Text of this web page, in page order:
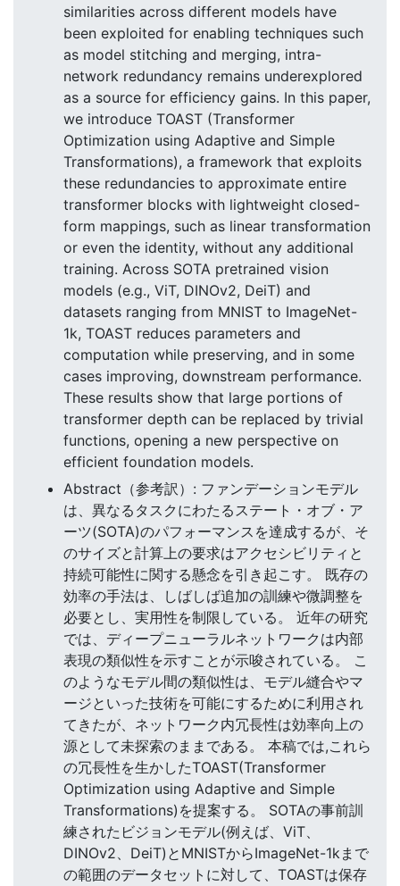
similarities across different models have
been exploited for enabling techniques such
as model stitching and merging, intra-
network redundancy remains underexplored
as a source for efficiency gains. In this paper,
we introduce TOAST (Transformer
Optimization using Adaptive and Simple
Transformations), a framework that exploits
these redundancies to approximate entire
transformer blocks with lightweight closed-
form mappings, such as linear transformation
or even the identity, without any additional
training. Across SOTA pretrained vision
models (e.g., ViT, DINOv2, DeiT) and
datasets ranging from MNIST to ImageNet-
1k, TOAST reduces parameters and
computation while preserving, and in some
cases improving, downstream performance.
These results show that large portions of
transformer depth can be replaced by trivial
functions, opening a new perspective on
efficient foundation models.
Abstract（参考訳）: ファンデーションモデル
は、異なるタスクにわたるステート・オブ・ア
ーツ(SOTA)のパフォーマンスを達成するが、そ
のサイズと計算上の要求はアクセシビリティと
持続可能性に関する懸念を引き起こす。 既存の
効率の手法は、しばしば追加の訓練や微調整を
必要とし、実用性を制限している。 近年の研究
では、ディープニューラルネットワークは内部
表現の類似性を示すことが示唆されている。 こ
のようなモデル間の類似性は、モデル縫合やマ
ージといった技術を可能にするために利用され
てきたが、ネットワーク内冗長性は効率向上の
源として未探索のままである。 本稿では,これら
の冗長性を生かしたTOAST(Transformer
Optimization using Adaptive and Simple
Transformations)を提案する。 SOTAの事前訓
練されたビジョンモデル(例えば、ViT、
DINOv2、DeiT)とMNISTからImageNet-1kまで
の範囲のデータセットに対して、TOASTは保存